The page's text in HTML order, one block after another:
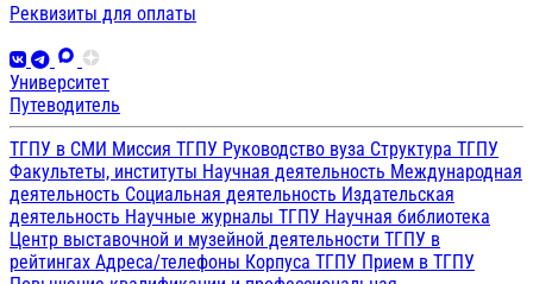
Реквизиты для оплаты
Университет
Путеводитель
ТГПУ в СМИ Миссия ТГПУ Руководство вуза Структура ТГПУ
Факультеты, институты Научная деятельность Международная
деятельность Социальная деятельность Издательская
деятельность Научные журналы ТГПУ Научная библиотека
Центр выставочной и музейной деятельности ТГПУ в
рейтингах Адреса/телефоны Корпуса ТГПУ Прием в ТГПУ